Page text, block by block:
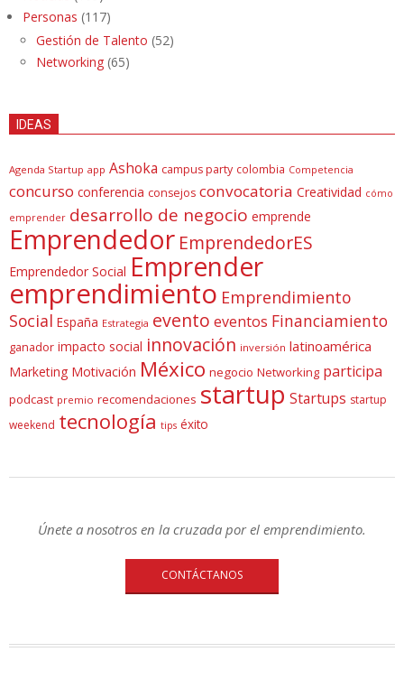
Personas (117)
Gestión de Talento (52)
Networking (65)
IDEAS
Agenda Startup app Ashoka campus party colombia Competencia
concurso conferencia consejos convocatoria Creatividad cómo
emprender desarrollo de negocio emprende
Emprendedor EmprendedorES
Emprendedor Social Emprender
emprendimiento Emprendimiento
Social España Estrategia evento eventos Financiamiento
ganador impacto social innovación inversión latinoamérica
Marketing Motivación México negocio Networking participa
podcast premio recomendaciones startup Startups startup
weekend tecnología tips éxito
Únete a nosotros en la cruzada por el emprendimiento.
CONTÁCTANOS